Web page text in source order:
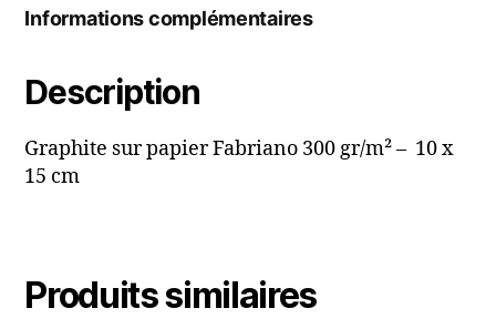
Informations complémentaires
Description
Graphite sur papier Fabriano 300 gr/m² – 10 x
15 cm
Produits similaires